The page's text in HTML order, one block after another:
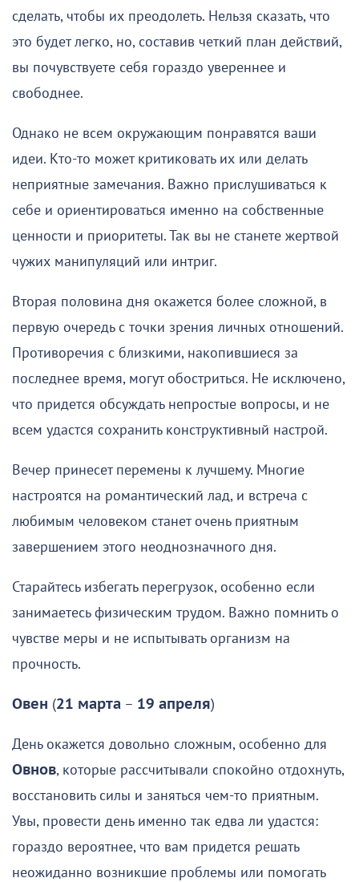
сделать, чтобы их преодолеть. Нельзя сказать, что
это будет легко, но, составив четкий план действий,
вы почувствуете себя гораздо увереннее и
свободнее.
Однако не всем окружающим понравятся ваши
идеи. Кто-то может критиковать их или делать
неприятные замечания. Важно прислушиваться к
себе и ориентироваться именно на собственные
ценности и приоритеты. Так вы не станете жертвой
чужих манипуляций или интриг.
Вторая половина дня окажется более сложной, в
первую очередь с точки зрения личных отношений.
Противоречия с близкими, накопившиеся за
последнее время, могут обостриться. Не исключено,
что придется обсуждать непростые вопросы, и не
всем удастся сохранить конструктивный настрой.
Вечер принесет перемены к лучшему. Многие
настроятся на романтический лад, и встреча с
любимым человеком станет очень приятным
завершением этого неоднозначного дня.
Старайтесь избегать перегрузок, особенно если
занимаетесь физическим трудом. Важно помнить о
чувстве меры и не испытывать организм на
прочность.
Овен (21 марта – 19 апреля)
День окажется довольно сложным, особенно для
Овнов, которые рассчитывали спокойно отдохнуть,
восстановить силы и заняться чем-то приятным.
Увы, провести день именно так едва ли удастся:
гораздо вероятнее, что вам придется решать
неожиданно возникшие проблемы или помогать